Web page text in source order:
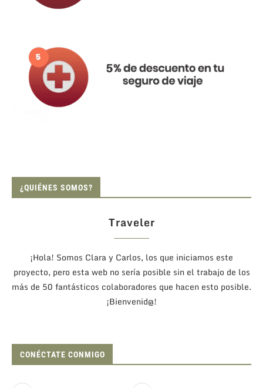
¿QUIÉNES SOMOS?
Traveler
¡Hola! Somos Clara y Carlos, los que iniciamos este
proyecto, pero esta web no sería posible sin el trabajo de los
más de 50 fantásticos colaboradores que hacen esto posible.
¡Bienvenid@!
CONÉCTATE CONMIGO